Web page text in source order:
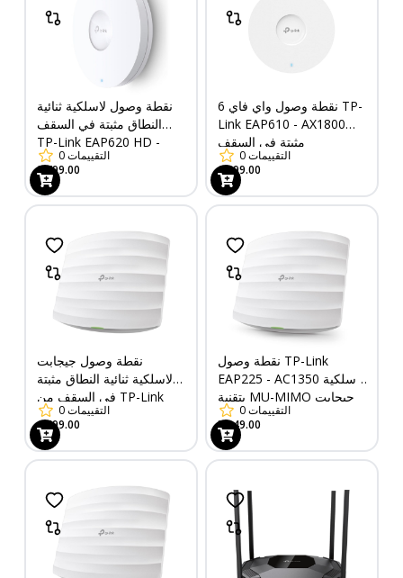
نقطة وصول لاسلكية ثنائية
النطاق مثبتة في السقف
TP-Link EAP620 HD -
AX1800
0التقييمات
9,799.00
نقطة وصول واي فاي 6 TP-
Link EAP610 - AX1800
مثبتة في السقف
0التقييمات
6,399.00
نقطة وصول جيجابت
لاسلكية ثنائية النطاق مثبتة
في السقف من TP-Link
EAP245 - AC1750
0التقييمات
4,499.00
نقطة وصول TP-Link
EAP225 - AC1350 لاسلكية
بتقنية MU-MIMO جيجابت
مثبتة على السقف
0التقييمات
3,949.00